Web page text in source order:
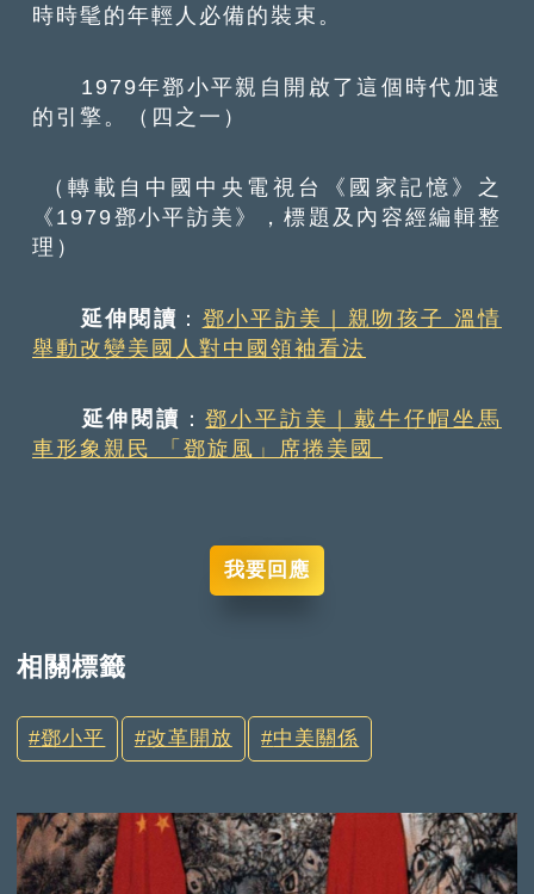
時時髦的年輕人必備的裝束。
1979年鄧小平親自開啟了這個時代加速
的引擎。（四之一）
（轉載自中國中央電視台《國家記憶》之
《1979鄧小平訪美》，標題及內容經編輯整
理）
延伸閱讀 ： 鄧小平訪美｜親吻孩子 溫情
舉動改變美國人對中國領袖看法
延伸閱讀 ：鄧小平訪美｜戴牛仔帽坐馬
車形象親民 「鄧旋風」席捲美國
我要回應
相關標籤
鄧小平 改革開放 中美關係